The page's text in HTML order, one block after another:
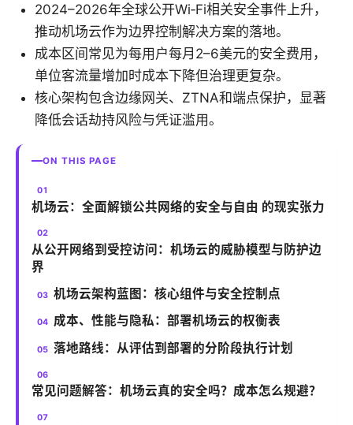
2024–2026年全球公开Wi‑Fi相关安全事件上升，
推动机场云作为边界控制解决方案的落地。
成本区间常见为每用户每月2–6美元的安全费用，
单位客流量增加时成本下降但治理更复杂。
核心架构包含边缘网关、ZTNA和端点保护，显著
降低会话劫持风险与凭证滥用。
ON THIS PAGE
机场云：全面解锁公共网络的安全与自由 的现实张力
从公开网络到受控访问：机场云的威胁模型与防护边
界
机场云架构蓝图：核心组件与安全控制点
成本、性能与隐私：部署机场云的权衡表
落地路线：从评估到部署的分阶段执行计划
常见问题解答：机场云真的安全吗？成本怎么规避？